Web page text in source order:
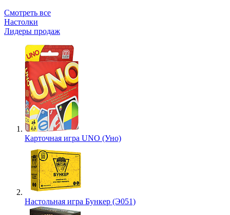
Смотреть все
Настолки
Лидеры продаж
Карточная игра UNO (Уно)
Настольная игра Бункер (Э051)